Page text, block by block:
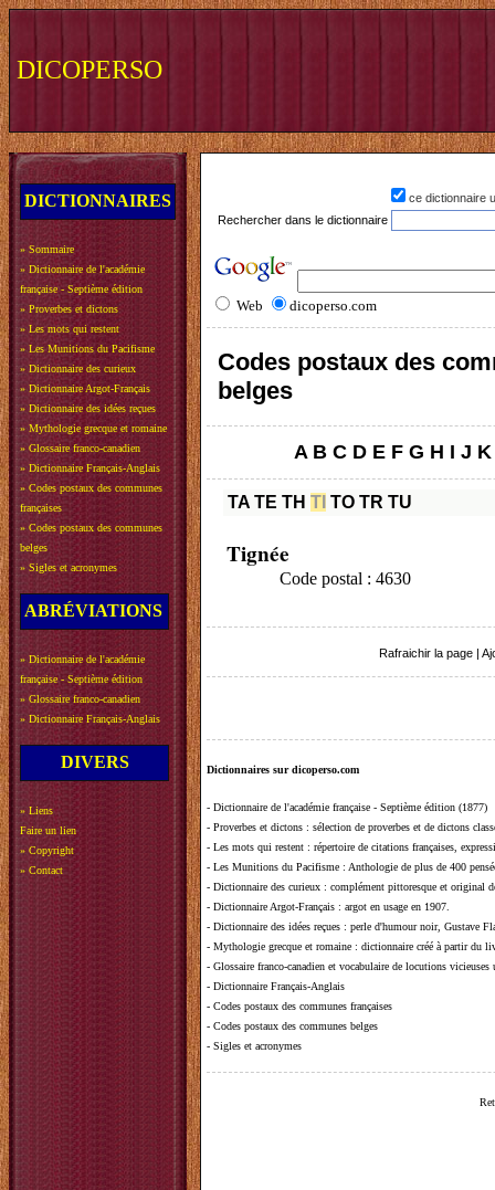
DICOPERSO
DICTIONNAIRES
» Sommaire
» Dictionnaire de l'académie
française - Septième édition
» Proverbes et dictons
» Les mots qui restent
» Les Munitions du Pacifisme
» Dictionnaire des curieux
» Dictionnaire Argot-Français
» Dictionnaire des idées reçues
» Mythologie grecque et romaine
» Glossaire franco-canadien
» Dictionnaire Français-Anglais
» Codes postaux des communes
françaises
» Codes postaux des communes
belges
» Sigles et acronymes
ABRÉVIATIONS
» Dictionnaire de l'académie
française - Septième édition
» Glossaire franco-canadien
» Dictionnaire Français-Anglais
DIVERS
» Liens
Faire un lien
» Copyright
» Contact
ce dictionnaire
Rechercher dans le dictionnaire
Web dicoperso.com
Codes postaux des
belges
A B C D E F G H I J K
TA TE TH TI TO TR TU
Tignée
Code postal : 4630
Rafraichir la page
Dictionnaires sur dicoperso.com
- Dictionnaire de l'académie française - Septième édition (1877)
- Proverbes et dictons : sélection de proverbes et de dictons
- Les mots qui restent : répertoire de citations françaises,
- Les Munitions du Pacifisme : Anthologie de plus de 400
- Dictionnaire des curieux : complément pittoresque et original
- Dictionnaire Argot-Français : argot en usage en 1907.
- Dictionnaire des idées reçues : perle d'humour noir, Gustave
- Mythologie grecque et romaine : dictionnaire créé à partir du
- Glossaire franco-canadien et vocabulaire de locutions vicieuses
- Dictionnaire Français-Anglais
- Codes postaux des communes françaises
- Codes postaux des communes belges
- Sigles et acronymes